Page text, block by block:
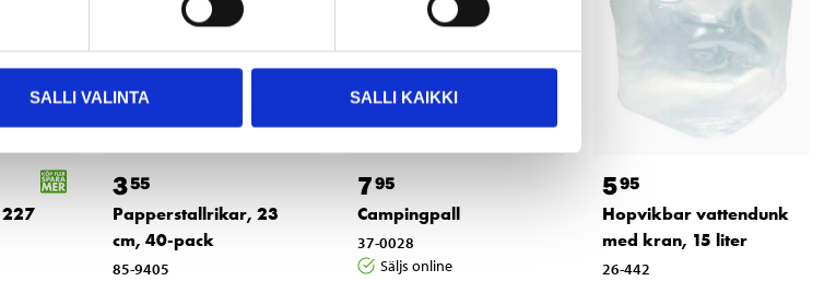
SALLI VALINTA SALLI KAIKKI
355
Papperstallrikar, 23
cm, 40-pack
85-9405
795
Campingpall
37-0028
Säljs online
595
Hopvikbar vattendunk
med kran, 15 liter
26-442